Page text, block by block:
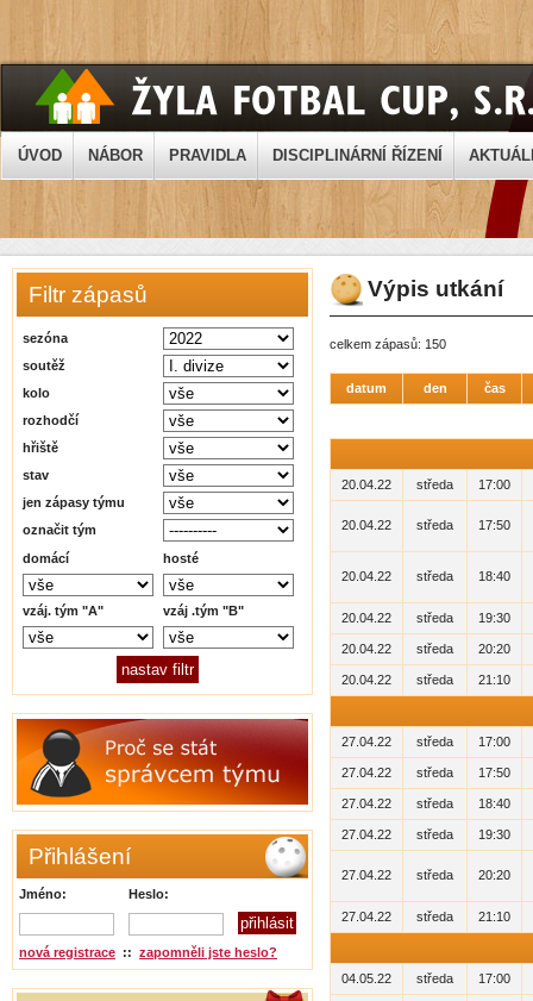
ÚVOD NÁBOR PRAVIDLA DISCIPLINÁRNÍ ŘÍZENÍ
Filtr zápasů
sezóna
soutěž
kolo
rozhodčí
hřiště
stav
jen zápasy týmu
označit tým
domácí
hosté
vzáj. tým "A" vzáj .tým "B"
Přihlášení
Jméno: Heslo:
nová registrace :: zapomněli jste heslo?
Výpis utkání
celkem zápasů: 150
datum den čas
20.04.22 středa 17:00
20.04.22 středa 17:50
20.04.22 středa 18:40
20.04.22 středa 19:30
20.04.22 středa 20:20
20.04.22 středa 21:10
27.04.22 středa 17:00
27.04.22 středa 17:50
27.04.22 středa 18:40
27.04.22 středa 19:30
27.04.22 středa 20:20
27.04.22 středa 21:10
04.05.22 středa 17:00